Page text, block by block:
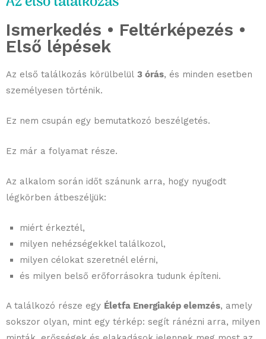
Ismerkedés • Feltérképezés •
Első lépések
Az első találkozás körülbelül 3 órás, és minden esetben
személyesen történik.
Ez nem csupán egy bemutatkozó beszélgetés.
Ez már a folyamat része.
Az alkalom során időt szánunk arra, hogy nyugodt
légkörben átbeszéljük:
miért érkeztél,
milyen nehézségekkel találkozol,
milyen célokat szeretnél elérni,
és milyen belső erőforrásokra tudunk építeni.
A találkozó része egy Életfa Energiakép elemzés, amely
sokszor olyan, mint egy térkép: segít ránézni arra, milyen